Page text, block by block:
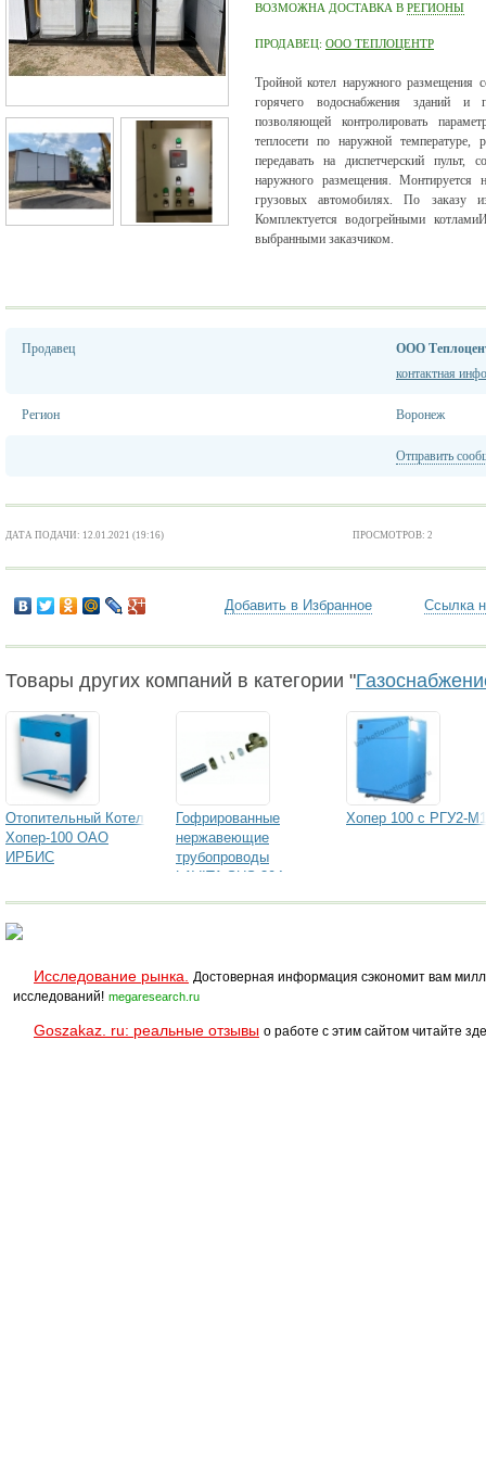
ВОЗМОЖНА ДОСТАВКА В РЕГИОНЫ
ПРОДАВЕЦ: ООО ТЕПЛОЦЕНТР
Тройной котел наружного размещения
горячего водоснабжения зданий и
позволяющей контролировать
теплосети по наружной температуре,
передавать на диспетчерский пульт,
наружного размещения. Монтируется
грузовых автомобилях. По заказу
Комплектуется водогрейными
выбранными заказчиком.
Продавец
ООО
контактная
Регион Воронеж
Отправить
ДАТА ПОДАЧИ: 12.01.2021 (19:16) ПРОСМОТРОВ: 2
Добавить в Избранное Ссылка
Товары других компаний в категории "
Отопительный Котел
Хопер-100 ОАО
ИРБИС
Гофрированные
нержавеющие
трубопроводы
LAVITA SUS 304
Хопер 100 с РГУ2-М1
Исследование рынка.
Достоверная информация сэкономит вам
исследований! megaresearch.ru
Goszakaz. ru: реальные отзывы о работе с этим сайтом читайте